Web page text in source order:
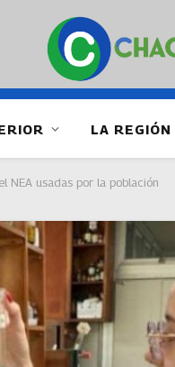
LA REGIÓN
NEA usadas por la población